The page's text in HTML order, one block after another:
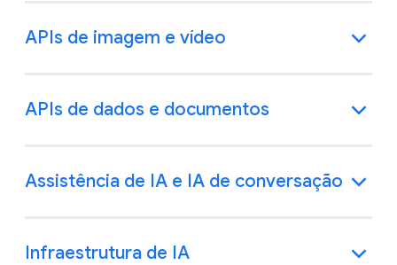
APIs de imagem e vídeo
APIs de dados e documentos
Assistência de IA e IA de conversação
Infraestrutura de IA